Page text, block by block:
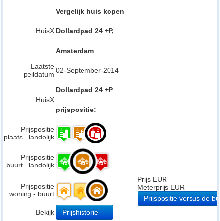
HuisX
Vergelijk huis kopen
Dollardpad 24 +P,
Amsterdam
Laatste
peildatum 02-September-2014
HuisX
Dollardpad 24 +P
prijspositie:
Prijspositie
plaats - landelijk
Prijspositie
buurt - landelijk
Prijspositie
woning - buurt
Bekijk Prijshistorie
Prijs EUR
Meterprijs EUR
Prijspositie versus de